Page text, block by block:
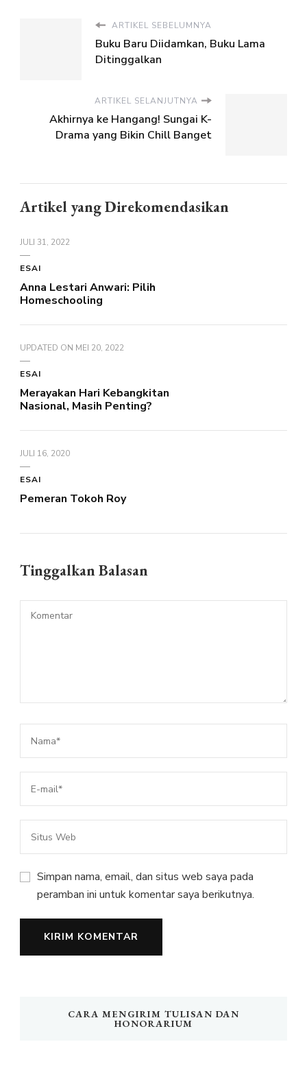
ARTIKEL SEBELUMNYA
Buku Baru Diidamkan, Buku Lama
Ditinggalkan
ARTIKEL SELANJUTNYA
Akhirnya ke Hangang! Sungai K-
Drama yang Bikin Chill Banget
Artikel yang Direkomendasikan
JULI 31, 2022
ESAI
Anna Lestari Anwari: Pilih
Homeschooling
UPDATED ON MEI 20, 2022
ESAI
Merayakan Hari Kebangkitan
Nasional, Masih Penting?
JULI 16, 2020
ESAI
Pemeran Tokoh Roy
Tinggalkan Balasan
Simpan nama, email, dan situs web saya pada
peramban ini untuk komentar saya berikutnya.
CARA MENGIRIM TULISAN DAN
HONORARIUM